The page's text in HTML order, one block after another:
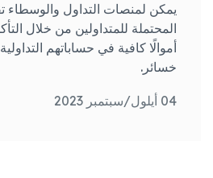
04 أيلول/سبتمبر 2023
يمكن لمنصات التداول والوسطاء
المحتملة للمتداولين من خلال
أموالًا كافية في حساباتهم
خسائر.